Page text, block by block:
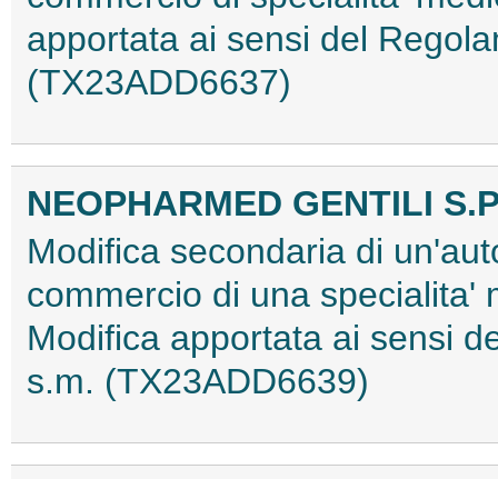
apportata ai sensi del
(TX23ADD6637)
NEOPHARMED GENTILI
Modifica secondaria di
commercio di una specialita'
Modifica apportata ai sensi
s.m. (TX23ADD6639)